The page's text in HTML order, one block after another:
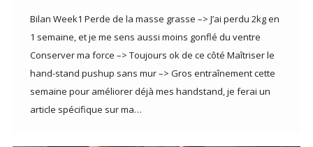
Bilan Week1 Perde de la masse grasse –> J’ai perdu 2kg en
1 semaine, et je me sens aussi moins gonflé du ventre
Conserver ma force –> Toujours ok de ce côté Maîtriser le
hand-stand pushup sans mur –> Gros entraînement cette
semaine pour améliorer déjà mes handstand, je ferai un
article spécifique sur ma…